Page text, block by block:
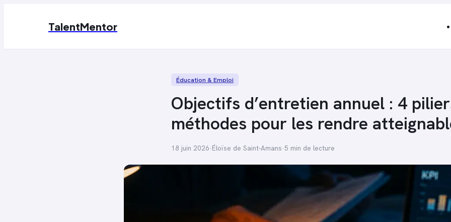
TalentMentor
Éducation & Emploi
Objectifs d’entretien annuel : 4
méthodes pour les rendre
18 juin 2026·Éloïse de Saint-Amans·5 min de lecture